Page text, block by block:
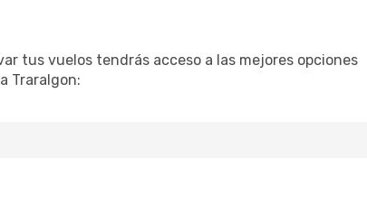
tus vuelos tendrás acceso a las mejores opciones
Traralgon: